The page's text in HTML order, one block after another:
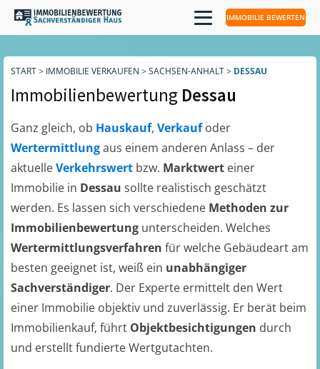
IMMOBILIE BEWERTEN
START> IMMOBILIE VERKAUFEN > SACHSEN-ANHALT> DESSAU
Immobilienbewertung Dessau
Ganz gleich, ob Hauskauf, Verkaufoder
Wertermittlungaus einem anderen Anlass – der
aktuelleVerkehrswert bzw. Marktwert einer
Immobilie in Dessau sollte realistisch geschätzt
werden. Es lassen sich verschiedene Methoden zur
Immobilienbewertung unterscheiden. Welches
Wertermittlungsverfahren für welche Gebäudeart am
besten geeignet ist, weiß ein unabhängiger
Sachverständiger. Der Experte ermittelt den Wert
einer Immobilie objektiv und zuverlässig. Er berät beim
Immobilienkauf, führt Objektbesichtigungen durch
und erstellt fundierte Wertgutachten.